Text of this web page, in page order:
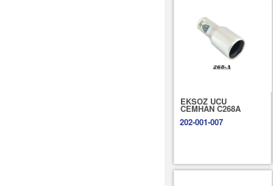
EKSOZ UCU
CEMHAN C268A
202-001-007